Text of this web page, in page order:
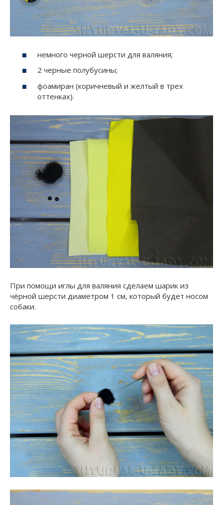
немного черной шерсти для валяния;
2 черные полубусины;
фоамиран (коричневый и желтый в трех
оттенках).
При помощи иглы для валяния сделаем шарик из
чёрной шерсти диаметром 1 см, который будет носом
собаки.